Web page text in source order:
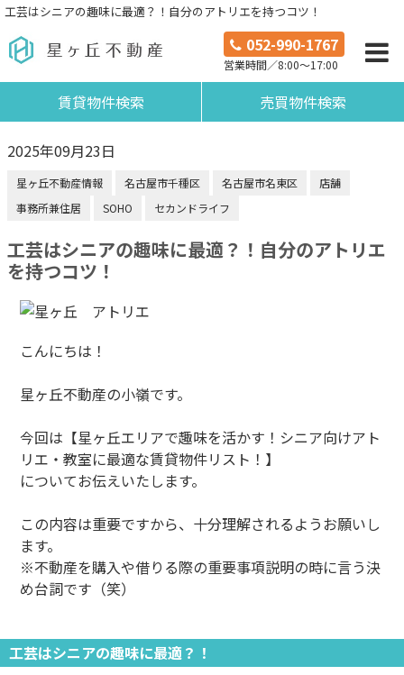
工芸はシニアの趣味に最適？！自分のアトリエを持つコツ！
052-990-1767
営業時間／8:00～17:00
賃貸物件検索 売買物件検索
2025年09月23日
星ヶ丘不動産情報 名古屋市千種区 名古屋市名東区
店舗
事務所兼住居
SOHO セカンドライフ
工芸はシニアの趣味に最適？！自分のアトリエ
を持つコツ！
こんにちは！
星ヶ丘不動産の小嶺です。
今回は【星ヶ丘エリアで趣味を活かす！シニア向けアト
リエ・教室に最適な賃貸物件リスト！】
についてお伝えいたします。
この内容は重要ですから、十分理解されるようお願いし
ます。
※不動産を購入や借りる際の重要事項説明の時に言う決
め台詞です（笑）
工芸はシニアの趣味に最適？！